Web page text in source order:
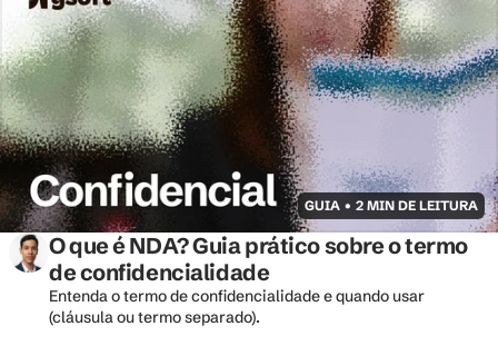
GUIA • 2 MIN DE LEITURA
O que é NDA? Guia prático sobre o termo
de confidencialidade
Entenda o termo de confidencialidade e quando usar
(cláusula ou termo separado).